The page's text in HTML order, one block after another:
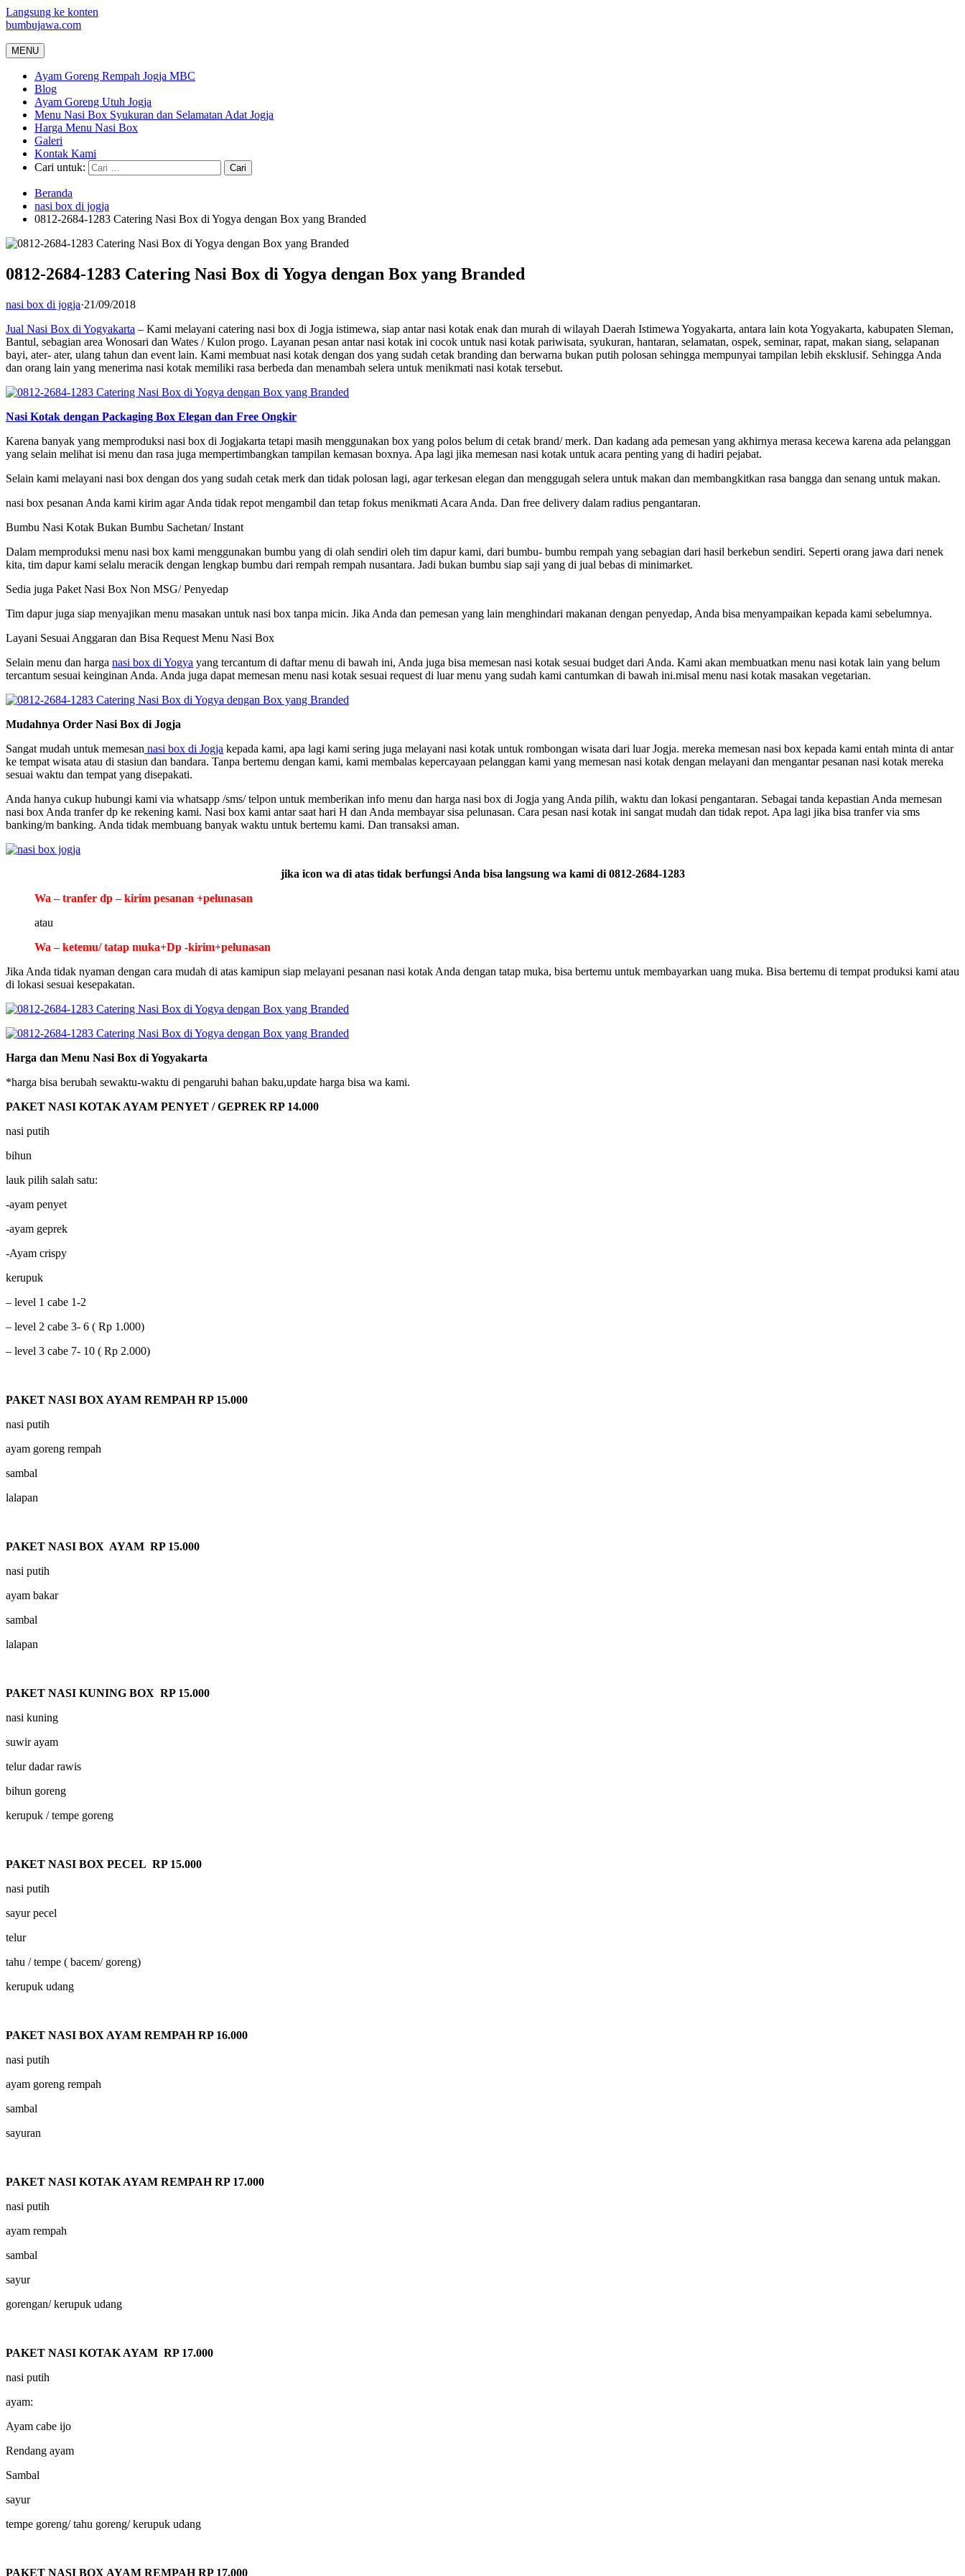
Langsung ke konten
bumbujawa.com
MENU
Ayam Goreng Rempah Jogja MBC
Blog
Ayam Goreng Utuh Jogja
Menu Nasi Box Syukuran dan Selamatan Adat Jogja
Harga Menu Nasi Box
Galeri
Kontak Kami
Cari untuk:
Beranda
nasi box di jogja
0812-2684-1283 Catering Nasi Box di Yogya dengan Box yang Branded
0812-2684-1283 Catering Nasi Box di Yogya dengan Box yang Branded
nasi box di jogja·21/09/2018
Jual Nasi Box di Yogyakarta – Kami melayani catering nasi box di Jogja istimewa, siap antar nasi kotak enak dan murah di wilayah Daerah Istimewa Yogyakarta, antara lain kota Yogyakarta, kabupaten Sleman,
Bantul, sebagian area Wonosari dan Wates / Kulon progo. Layanan pesan antar nasi kotak ini cocok untuk nasi kotak pariwisata, syukuran, hantaran, selamatan, ospek, seminar, rapat, makan siang, selapanan
bayi, ater- ater, ulang tahun dan event lain. Kami membuat nasi kotak dengan dos yang sudah cetak branding dan berwarna bukan putih polosan sehingga mempunyai tampilan lebih eksklusif. Sehingga Anda
dan orang lain yang menerima nasi kotak memiliki rasa berbeda dan menambah selera untuk menikmati nasi kotak tersebut.
Nasi Kotak dengan Packaging Box Elegan dan Free Ongkir
Karena banyak yang memproduksi nasi box di Jogjakarta tetapi masih menggunakan box yang polos belum di cetak brand/ merk. Dan kadang ada pemesan yang akhirnya merasa kecewa karena ada pelanggan
yang selain melihat isi menu dan rasa juga mempertimbangkan tampilan kemasan boxnya. Apa lagi jika memesan nasi kotak untuk acara penting yang di hadiri pejabat.
Selain kami melayani nasi box dengan dos yang sudah cetak merk dan tidak polosan lagi, agar terkesan elegan dan menggugah selera untuk makan dan membangkitkan rasa bangga dan senang untuk makan.
nasi box pesanan Anda kami kirim agar Anda tidak repot mengambil dan tetap fokus menikmati Acara Anda. Dan free delivery dalam radius pengantaran.
Bumbu Nasi Kotak Bukan Bumbu Sachetan/ Instant
Dalam memproduksi menu nasi box kami menggunakan bumbu yang di olah sendiri oleh tim dapur kami, dari bumbu- bumbu rempah yang sebagian dari hasil berkebun sendiri. Seperti orang jawa dari nenek
kita, tim dapur kami selalu meracik dengan lengkap bumbu dari rempah rempah nusantara. Jadi bukan bumbu siap saji yang di jual bebas di minimarket.
Sedia juga Paket Nasi Box Non MSG/ Penyedap
Tim dapur juga siap menyajikan menu masakan untuk nasi box tanpa micin. Jika Anda dan pemesan yang lain menghindari makanan dengan penyedap, Anda bisa menyampaikan kepada kami sebelumnya.
Layani Sesuai Anggaran dan Bisa Request Menu Nasi Box
Selain menu dan harga nasi box di Yogya yang tercantum di daftar menu di bawah ini, Anda juga bisa memesan nasi kotak sesuai budget dari Anda. Kami akan membuatkan menu nasi kotak lain yang belum
tercantum sesuai keinginan Anda. Anda juga dapat memesan menu nasi kotak sesuai request di luar menu yang sudah kami cantumkan di bawah ini.misal menu nasi kotak masakan vegetarian.
Mudahnya Order Nasi Box di Jogja
Sangat mudah untuk memesan nasi box di Jogja kepada kami, apa lagi kami sering juga melayani nasi kotak untuk rombongan wisata dari luar Jogja. mereka memesan nasi box kepada kami entah minta di antar
ke tempat wisata atau di stasiun dan bandara. Tanpa bertemu dengan kami, kami membalas kepercayaan pelanggan kami yang memesan nasi kotak dengan melayani dan mengantar pesanan nasi kotak mereka
sesuai waktu dan tempat yang disepakati.
Anda hanya cukup hubungi kami via whatsapp /sms/ telpon untuk memberikan info menu dan harga nasi box di Jogja yang Anda pilih, waktu dan lokasi pengantaran. Sebagai tanda kepastian Anda memesan
nasi box Anda tranfer dp ke rekening kami. Nasi box kami antar saat hari H dan Anda membayar sisa pelunasan. Cara pesan nasi kotak ini sangat mudah dan tidak repot. Apa lagi jika bisa tranfer via sms
banking/m banking. Anda tidak membuang banyak waktu untuk bertemu kami. Dan transaksi aman.
jika icon wa di atas tidak berfungsi Anda bisa langsung wa kami di 0812-2684-1283
Wa – tranfer dp – kirim pesanan +pelunasan
atau
Wa – ketemu/ tatap muka+Dp -kirim+pelunasan
Jika Anda tidak nyaman dengan cara mudah di atas kamipun siap melayani pesanan nasi kotak Anda dengan tatap muka, bisa bertemu untuk membayarkan uang muka. Bisa bertemu di tempat produksi kami atau
di lokasi sesuai kesepakatan.
Harga dan Menu Nasi Box di Yogyakarta
*harga bisa berubah sewaktu-waktu di pengaruhi bahan baku,update harga bisa wa kami.
PAKET NASI KOTAK AYAM PENYET / GEPREK RP 14.000
nasi putih
bihun
lauk pilih salah satu:
-ayam penyet
-ayam geprek
-Ayam crispy
kerupuk
– level 1 cabe 1-2
– level 2 cabe 3- 6 ( Rp 1.000)
– level 3 cabe 7- 10 ( Rp 2.000)
PAKET NASI BOX AYAM REMPAH RP 15.000
nasi putih
ayam goreng rempah
sambal
lalapan
PAKET NASI BOX AYAM RP 15.000
nasi putih
ayam bakar
sambal
lalapan
PAKET NASI KUNING BOX RP 15.000
nasi kuning
suwir ayam
telur dadar rawis
bihun goreng
kerupuk / tempe goreng
PAKET NASI BOX PECEL RP 15.000
nasi putih
sayur pecel
telur
tahu / tempe ( bacem/ goreng)
kerupuk udang
PAKET NASI BOX AYAM REMPAH RP 16.000
nasi putih
ayam goreng rempah
sambal
sayuran
PAKET NASI KOTAK AYAM REMPAH RP 17.000
nasi putih
ayam rempah
sambal
sayur
gorengan/ kerupuk udang
PAKET NASI KOTAK AYAM RP 17.000
nasi putih
ayam:
Ayam cabe ijo
Rendang ayam
Sambal
sayur
tempe goreng/ tahu goreng/ kerupuk udang
PAKET NASI BOX AYAM REMPAH RP 17.000